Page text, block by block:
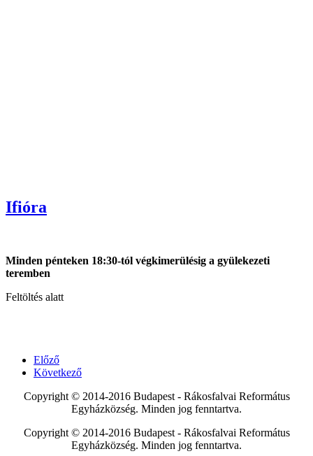
Ifióra
Minden pénteken 18:30-tól végkimerülésig a gyülekezeti
teremben
Feltöltés alatt
Előző
Következő
Copyright © 2014-2016 Budapest - Rákosfalvai Református
Egyházközség. Minden jog fenntartva.
Copyright © 2014-2016 Budapest - Rákosfalvai Református
Egyházközség. Minden jog fenntartva.